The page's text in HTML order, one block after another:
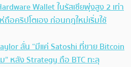
Wallet ในรัสเซียพุ่งสูง 2 เท่า
อคริปโตเอง ก่อนกฎใหม่เริ่มใช้
ลั่น “มีแค่ Satoshi ที่ขาย Bitcoin
หลัง Strategy ถือ BTC ทะลุ